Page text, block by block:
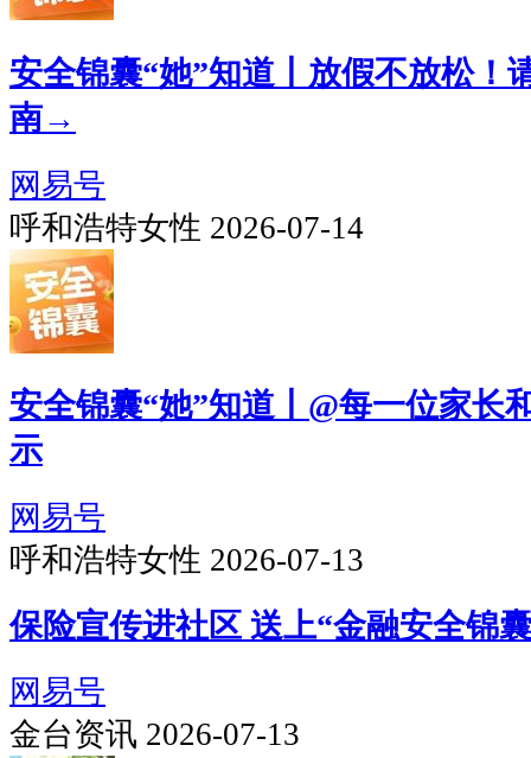
安全锦囊“她”知道丨放假不放松！
南→
网易号
呼和浩特女性 2026-07-14
安全锦囊“她”知道丨@每一位家长
示
网易号
呼和浩特女性 2026-07-13
保险宣传进社区 送上“金融安全锦
网易号
金台资讯 2026-07-13